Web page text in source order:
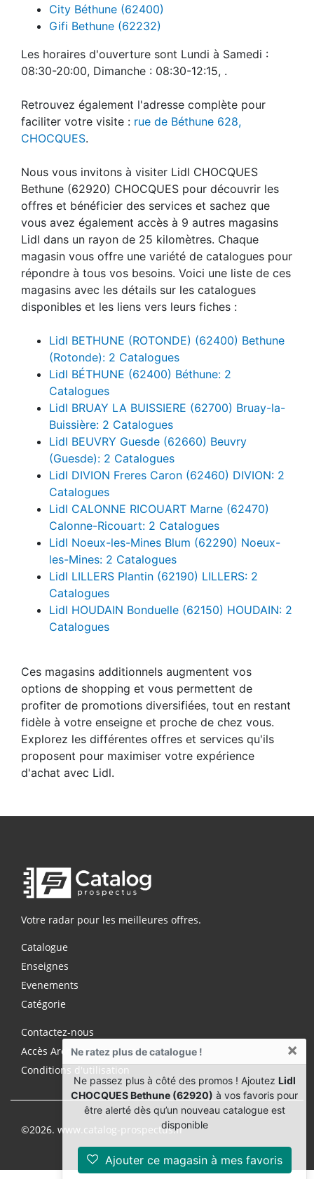
Ne ratez plus de catalogue ! ×
Ne passez plus à côté des promos ! Ajoutez Lidl
CHOCQUES Bethune (62920) à vos favoris pour
être alerté dès qu’un nouveau catalogue est
disponible
Ajouter ce magasin à mes favoris
City Béthune (62400)
Gifi Bethune (62232)
Les horaires d'ouverture sont Lundi à Samedi :
08:30-20:00, Dimanche : 08:30-12:15, .
Retrouvez également l'adresse complète pour
faciliter votre visite : rue de Béthune 628,
CHOCQUES.
Nous vous invitons à visiter Lidl CHOCQUES
Bethune (62920) CHOCQUES pour découvrir les
offres et bénéficier des services et sachez que
vous avez également accès à 9 autres magasins
Lidl dans un rayon de 25 kilomètres. Chaque
magasin vous offre une variété de catalogues pour
répondre à tous vos besoins. Voici une liste de ces
magasins avec les détails sur les catalogues
disponibles et les liens vers leurs fiches :
Lidl BETHUNE (ROTONDE) (62400) Bethune
(Rotonde): 2 Catalogues
Lidl BÉTHUNE (62400) Béthune: 2
Catalogues
Lidl BRUAY LA BUISSIERE (62700) Bruay-la-
Buissière: 2 Catalogues
Lidl BEUVRY Guesde (62660) Beuvry
(Guesde): 2 Catalogues
Lidl DIVION Freres Caron (62460) DIVION: 2
Catalogues
Lidl CALONNE RICOUART Marne (62470)
Calonne-Ricouart: 2 Catalogues
Lidl Noeux-les-Mines Blum (62290) Noeux-
les-Mines: 2 Catalogues
Lidl LILLERS Plantin (62190) LILLERS: 2
Catalogues
Lidl HOUDAIN Bonduelle (62150) HOUDAIN: 2
Catalogues
Ces magasins additionnels augmentent vos
options de shopping et vous permettent de
profiter de promotions diversifiées, tout en restant
fidèle à votre enseigne et proche de chez vous.
Explorez les différentes offres et services qu'ils
proposent pour maximiser votre expérience
d'achat avec Lidl.
Votre radar pour les meilleures offres.
Catalogue
Enseignes
Evenements
Catégorie
Contactez-nous
Accès Archives Premium
Conditions d'utilisation
©2026. www.catalog-prospectus.fr